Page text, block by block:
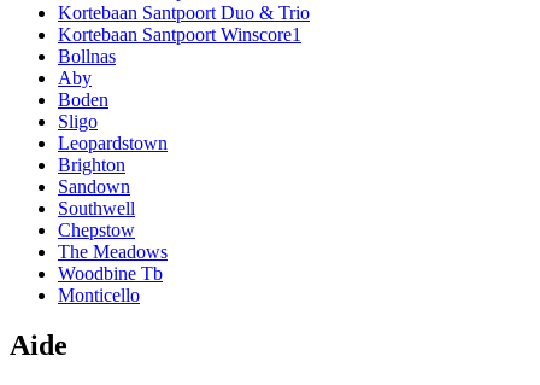
Kortebaan Santpoort Duo & Trio
Kortebaan Santpoort Winscore1
Bollnas
Aby
Boden
Sligo
Leopardstown
Brighton
Sandown
Southwell
Chepstow
The Meadows
Woodbine Tb
Monticello
Aide